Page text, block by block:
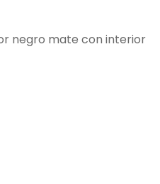
negro mate con interior